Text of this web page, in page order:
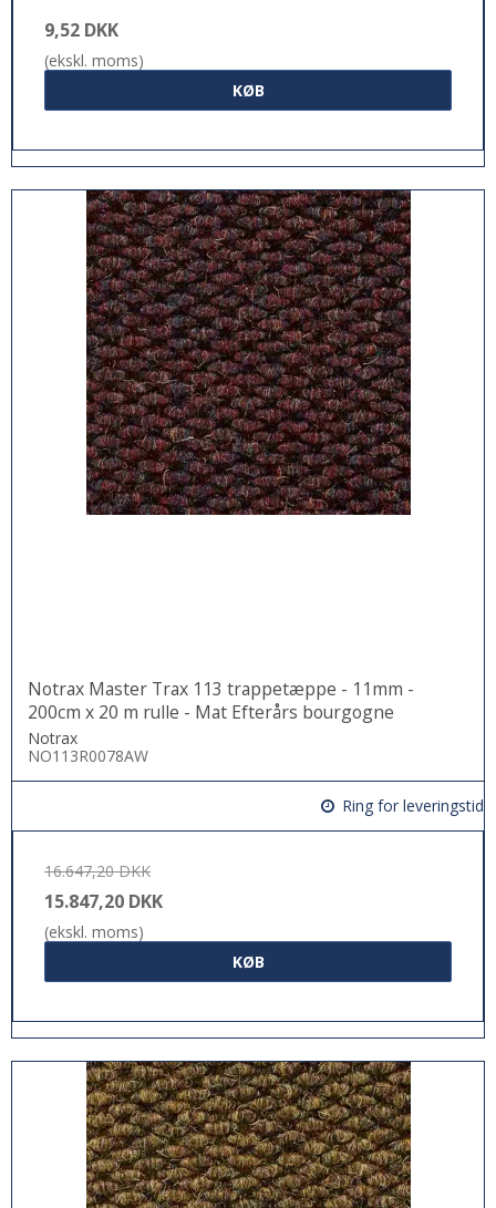
9,52 DKK
(ekskl. moms)
KØB
Notrax Master Trax 113 trappetæppe - 11mm -
200cm x 20 m rulle - Mat Efterårs bourgogne
Notrax
NO113R0078AW
Ring for leveringstid
16.647,20 DKK
15.847,20 DKK
(ekskl. moms)
KØB